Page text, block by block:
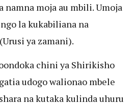
namna moja au mbili. Umoja
la kukabiliana na
ya zamani).
chini ya Shirikisho
udogo walionao mbele
na kutaka kulinda uhuru